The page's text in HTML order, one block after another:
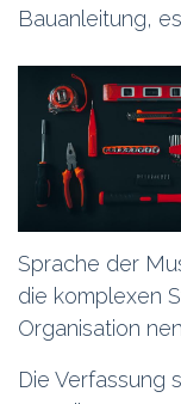
Bauanleitung,
Sprache der
die komplexen
Organisation
Die Verfassung